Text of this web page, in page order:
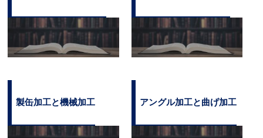
製缶加工と機械加工 アングル加工と曲げ加工